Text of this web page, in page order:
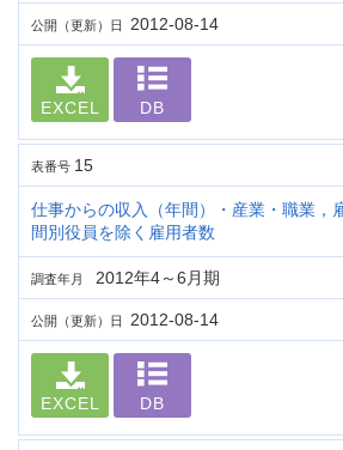
公開（更新）日 2012-08-14
EXCEL DB
表番号 15
仕事からの収入（年間）・産業・職業，
間別役員を除く雇用者数
調査年月 2012年4～6月期
公開（更新）日 2012-08-14
EXCEL DB